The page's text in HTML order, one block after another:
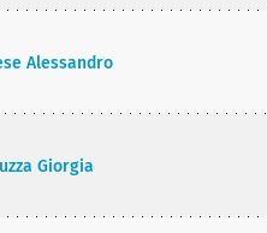
Alessandro
Giorgia